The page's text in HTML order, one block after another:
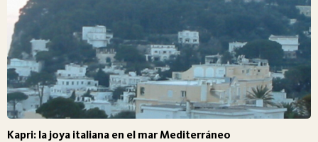
Kapri: la joya italiana en el mar Mediterráneo